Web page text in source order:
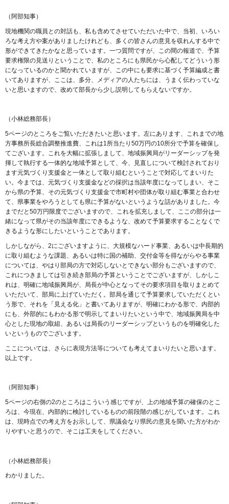
（阿部知事）
現地機関の職員との対話も、私も含めてさせていただいた中で、当初、いろい
ろな考え方や案がありましたけれども、多くの皆さんの意見を収れんする中で
形ができてきたかなと思っています。一つ質問ですが、この間の報道で、予算
要求権限の見送りということで、私のところにも県民から心配してどういう形
になっているのかと聞かれていますが、この中にも要求に基づく予算編成と書
いてありますが、ここは、多分、メディアの人たちには、うまく伝わっていな
いと思いますので、改めて部長から少し説明してもらえないですか。
（小林総務部長）
5ページのところをご覧いただきたいと思います。左にあります、これまでの地
方事務所長総合調整推進費、これは1所当たり50万円の10所分で予算を確保し
てございます。これを大幅に拡張しまして、地域振興局がリーダーシップを発
揮して執行する一体的な地域予算として、今、見直しについて検討されており
ます元気づくり支援金と一体として取り組むということで対応してまいりた
い。今までは、元気づくり支援金などの採択は当該年度になってしまい、そこ
から県の予算、その元気づくり支援金で市町村や団体が取り組む事業と合わせ
て、県事業をやろうとしても県に予算がないというような話がありました。今
までだと50万円限度でございますので、これを拡充しまして、ここの部分は一
緒になって県がその当該年度にできるような、改めて予算要求することなくで
きるような形にしたいということであります。
しかしながら、2にございますように、大規模なハード事業、あるいは中長期的
に取り組むような課題、あるいは特に国の補助、交付金等を得ながらやる事業
については、やはり部局の方で対応しないとできない部分もございますので、
これにつきましては引き続き部局の予算ということでございますが、しかしこ
れは、明確に地域振興局が、局長が中心となってその要求項目を取りまとめて
いただいて、部局に上げていただく。部局を通じて予算要求していただくとい
う形で、それを「見える化」と書いてありますが、明確にわかる形で、内部的
にも、外部的にもわかる形で明示してまいりたいという中で、地域振興局を中
心とした現地の取組、あるいは局長のリーダーシップというものを明確化した
いというものでございます。
ここについては、さらに表現方法等についても考えてまいりたいと思います。
以上です。
（阿部知事）
5ページの右側の2のところはこういう感じですが、上の地域予算の確保のとこ
ろは、今現在、内部的に検討しているものの前段階の感じがしています。これ
は、現時点での考え方をお示しして、県議会なり県民の意見を聞いた方がわか
りやすいと思うので、そこは工夫をしてください。
（小林総務部長）
わかりました。